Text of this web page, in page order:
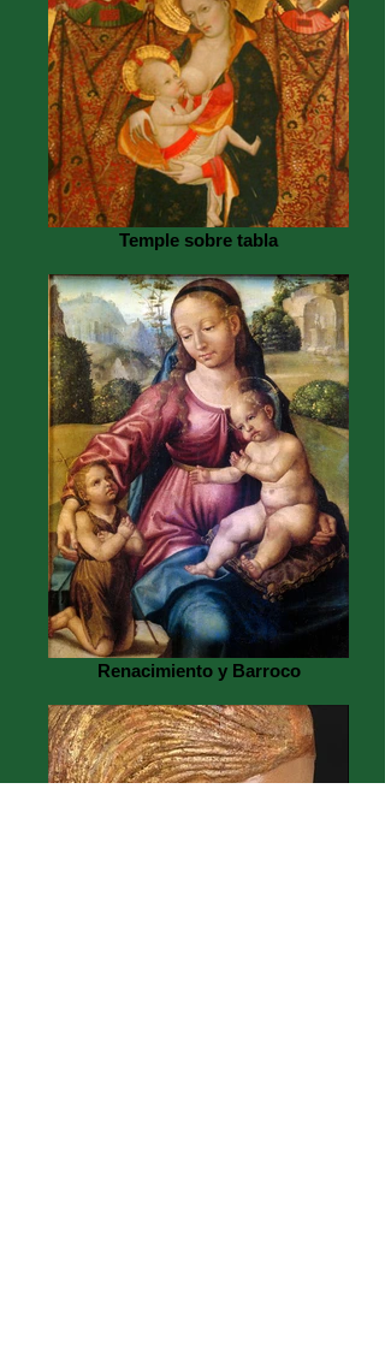
Temple sobre tabla
Renacimiento y Barroco